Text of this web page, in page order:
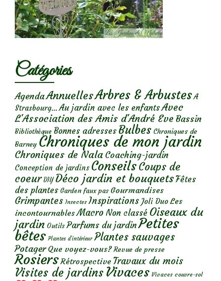
Catégories
AgendaAnnuellesArbres & Arbustes A
Strasbourg... Au jardin avec les enfantsAvec
L'Association des Amis d'André Eve Bassin
Bibliothèque Bonnes adresses Bulbes Chroniques de
Barney Chroniques de mon jardin
Chroniques de Nala Coaching-jardin
Conception de jardins ConseilsCoups de
coeur DIY Déco jardin et bouquetsFêtes
des plantes Garden faux pas Gourmandises
Grimpantes Insectes Inspirations Joli Duo Les
incontournables Macro Non classé Oiseaux du
jardin Outils Parfums du jardinPetites
bêtes Plantes d’intérieur Plantes sauvages
Potager Que voyez-vous? Revue de presse
Rosiers Rétrospective Travaux du mois
Visites de jardins Vivaces Vivaces couvre-sol